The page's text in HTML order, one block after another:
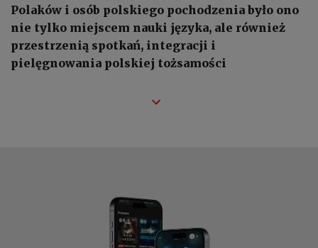
Polaków i osób polskiego pochodzenia było ono
nie tylko miejscem nauki języka, ale również
przestrzenią spotkań, integracji i
pielęgnowania polskiej tożsamości